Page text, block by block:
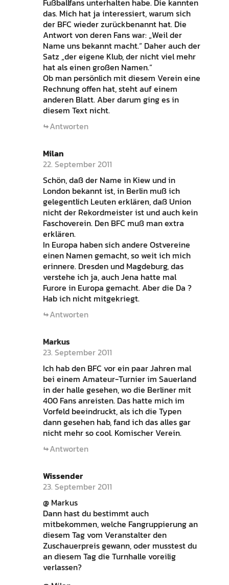
Fußballfans unterhalten habe. Die kannten
das. Mich hat ja interessiert, warum sich
der BFC wieder zurückbenannt hat. Die
Antwort von deren Fans war: „Weil der
Name uns bekannt macht.“ Daher auch der
Satz „der eigene Klub, der nicht viel mehr
hat als einen großen Namen.“
Ob man persönlich mit diesem Verein eine
Rechnung offen hat, steht auf einem
anderen Blatt. Aber darum ging es in
diesem Text nicht.
Antworten
Milan
22. September 2011
Schön, daß der Name in Kiew und in
London bekannt ist, in Berlin muß ich
gelegentlich Leuten erklären, daß Union
nicht der Rekordmeister ist und auch kein
Faschoverein. Den BFC muß man extra
erklären.
In Europa haben sich andere Ostvereine
einen Namen gemacht, so weit ich mich
erinnere. Dresden und Magdeburg, das
verstehe ich ja, auch Jena hatte mal
Furore in Europa gemacht. Aber die Da ?
Hab ich nicht mitgekriegt.
Antworten
Markus
23. September 2011
Ich hab den BFC vor ein paar Jahren mal
bei einem Amateur-Turnier im Sauerland
in der halle gesehen, wo die Berliner mit
400 Fans anreisten. Das hatte mich im
Vorfeld beeindruckt, als ich die Typen
dann gesehen hab, fand ich das alles gar
nicht mehr so cool. Komischer Verein.
Antworten
Wissender
23. September 2011
@ Markus
Dann hast du bestimmt auch
mitbekommen, welche Fangruppierung an
diesem Tag vom Veranstalter den
Zuschauerpreis gewann, oder musstest du
an diesem Tag die Turnhalle voreilig
verlassen?